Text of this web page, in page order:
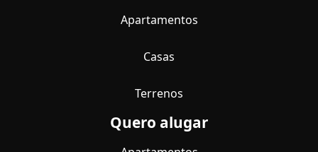
Apartamentos
Casas
Terrenos
Quero alugar